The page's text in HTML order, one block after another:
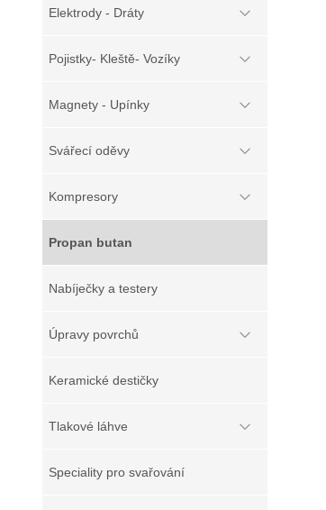
Elektrody - Dráty
Pojistky- Kleště- Vozíky
Magnety - Upínky
Svářecí oděvy
Kompresory
Propan butan
Nabíječky a testery
Úpravy povrchů
Keramické destičky
Tlakové láhve
Speciality pro svařování